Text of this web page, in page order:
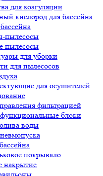
для коагуляции
кислород для бассейна
пылесосы
пылесосы
для уборки
для пылесосов
для осушителей
фильтрацией
блоки
воды
покрывало
накрытие